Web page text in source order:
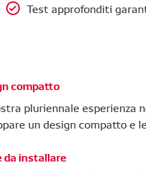
Test approfonditi
compatto
pluriennale esperienza
un design compatto e
da installare